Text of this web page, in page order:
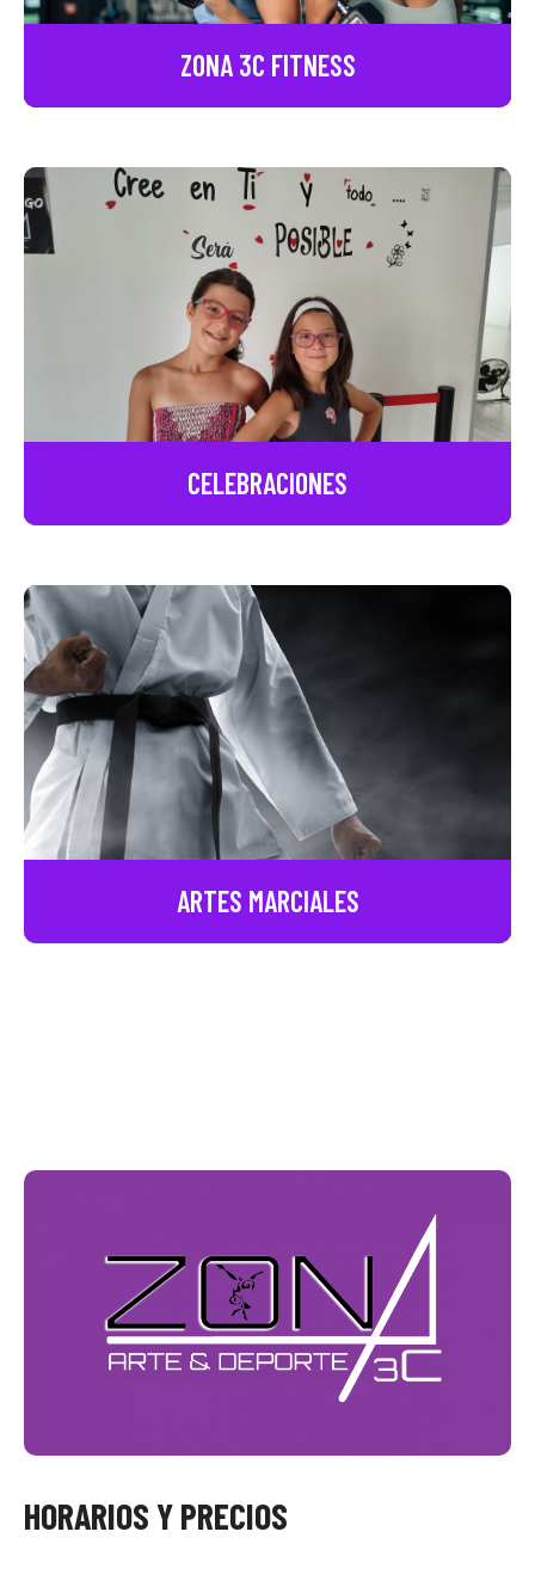
ZONA 3C FITNESS
CELEBRACIONES
ARTES MARCIALES
HORARIOS Y PRECIOS